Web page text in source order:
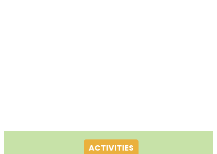
ACTIVITIES